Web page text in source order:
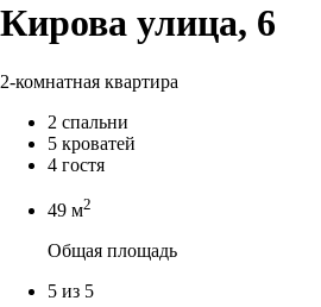
Кирова улица, 6
2-комнатная квартира
2 спальни
5 кроватей
4 гостя
49 м2
Общая площадь
5 из 5